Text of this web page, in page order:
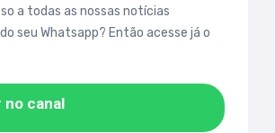
a todas as nossas notícias
seu Whatsapp? Então acesse já o
no canal